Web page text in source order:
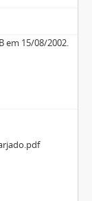
em 15/08/2002.